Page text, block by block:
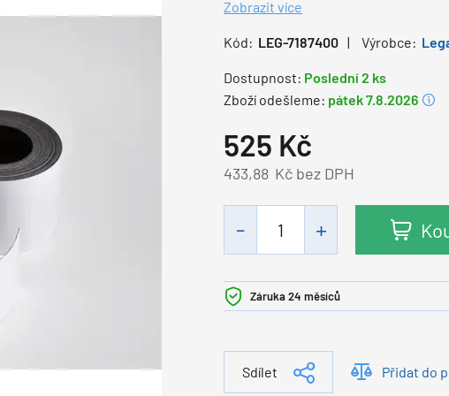
Zobrazit více
Kód: LEG-7187400 Výrobce:
Dostupnost: Poslední 2 ks
Zboží odešleme: pátek 7.8.2026
525 Kč
Kč bez DPH
433,88
Záruka 24 měsíců
Sdílet Přidat do